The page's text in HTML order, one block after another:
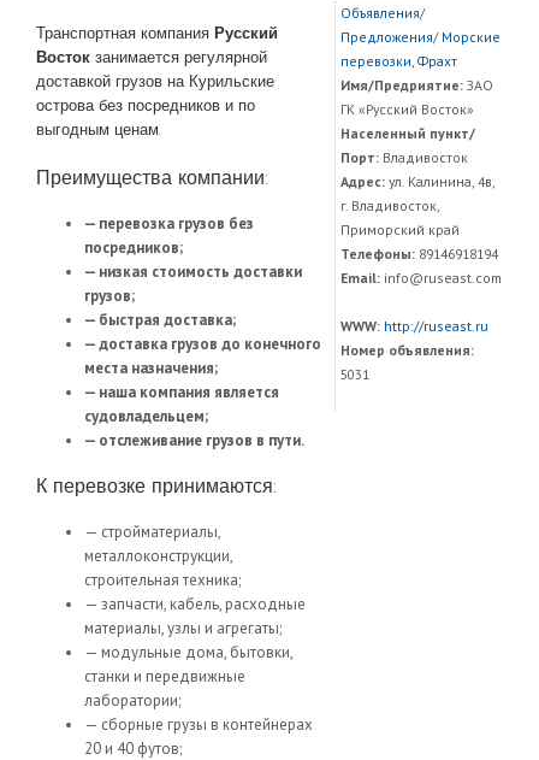
Транспортная компания Русский
Восток занимается регулярной
доставкой грузов на Курильские
острова без посредников и по
выгодным ценам.
Преимущества компании:
— перевозка грузов без
посредников;
— низкая стоимость доставки
грузов;
— быстрая доставка;
— доставка грузов до конечного
места назначения;
— наша компания является
судовладельцем;
— отслеживание грузов в пути.
К перевозке принимаются:
— стройматериалы,
металлоконструкции,
строительная техника;
— запчасти, кабель, расходные
материалы, узлы и агрегаты;
— модульные дома, бытовки,
станки и передвижные
лаборатории;
— сборные грузы в контейнерах
20 и 40 футов;
Объявления/
Предложения/ Морские
перевозки, Фрахт
Имя/Предриятие:ЗАО
ГК «Русский Восток»
Населенный пункт/
Порт:Владивосток
Адрес:ул. Калинина, 4в,
г. Владивосток,
Приморский край
Телефоны:89146918194
Email:info@ruseast.com
WWW: http://ruseast.ru
Номер объявления:
5031